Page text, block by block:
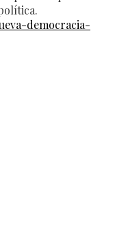
democracia-